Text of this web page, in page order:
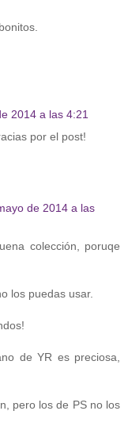
2014 a las 4:21
por el post!
de 2014 a las
colección, poruqe
los puedas usar.
de YR es preciosa,
pero los de PS no los